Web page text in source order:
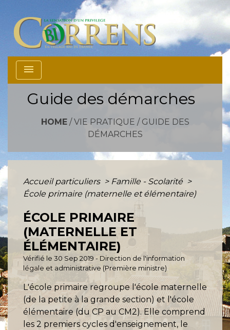
menu
Guide des démarches
HOME/ VIE PRATIQUE / GUIDE DES
DÉMARCHES
Accueil particuliers > Famille - Scolarité >
École primaire (maternelle et élémentaire)
ÉCOLE PRIMAIRE
(MATERNELLE ET
ÉLÉMENTAIRE)
Vérifié le 30 Sep 2019 - Direction de l'information
légale et administrative (Première ministre)
L'école primaire regroupe l'école maternelle
(de la petite à la grande section) et l'école
élémentaire (du CP au CM2). Elle comprend
les 2 premiers cycles d'enseignement, le